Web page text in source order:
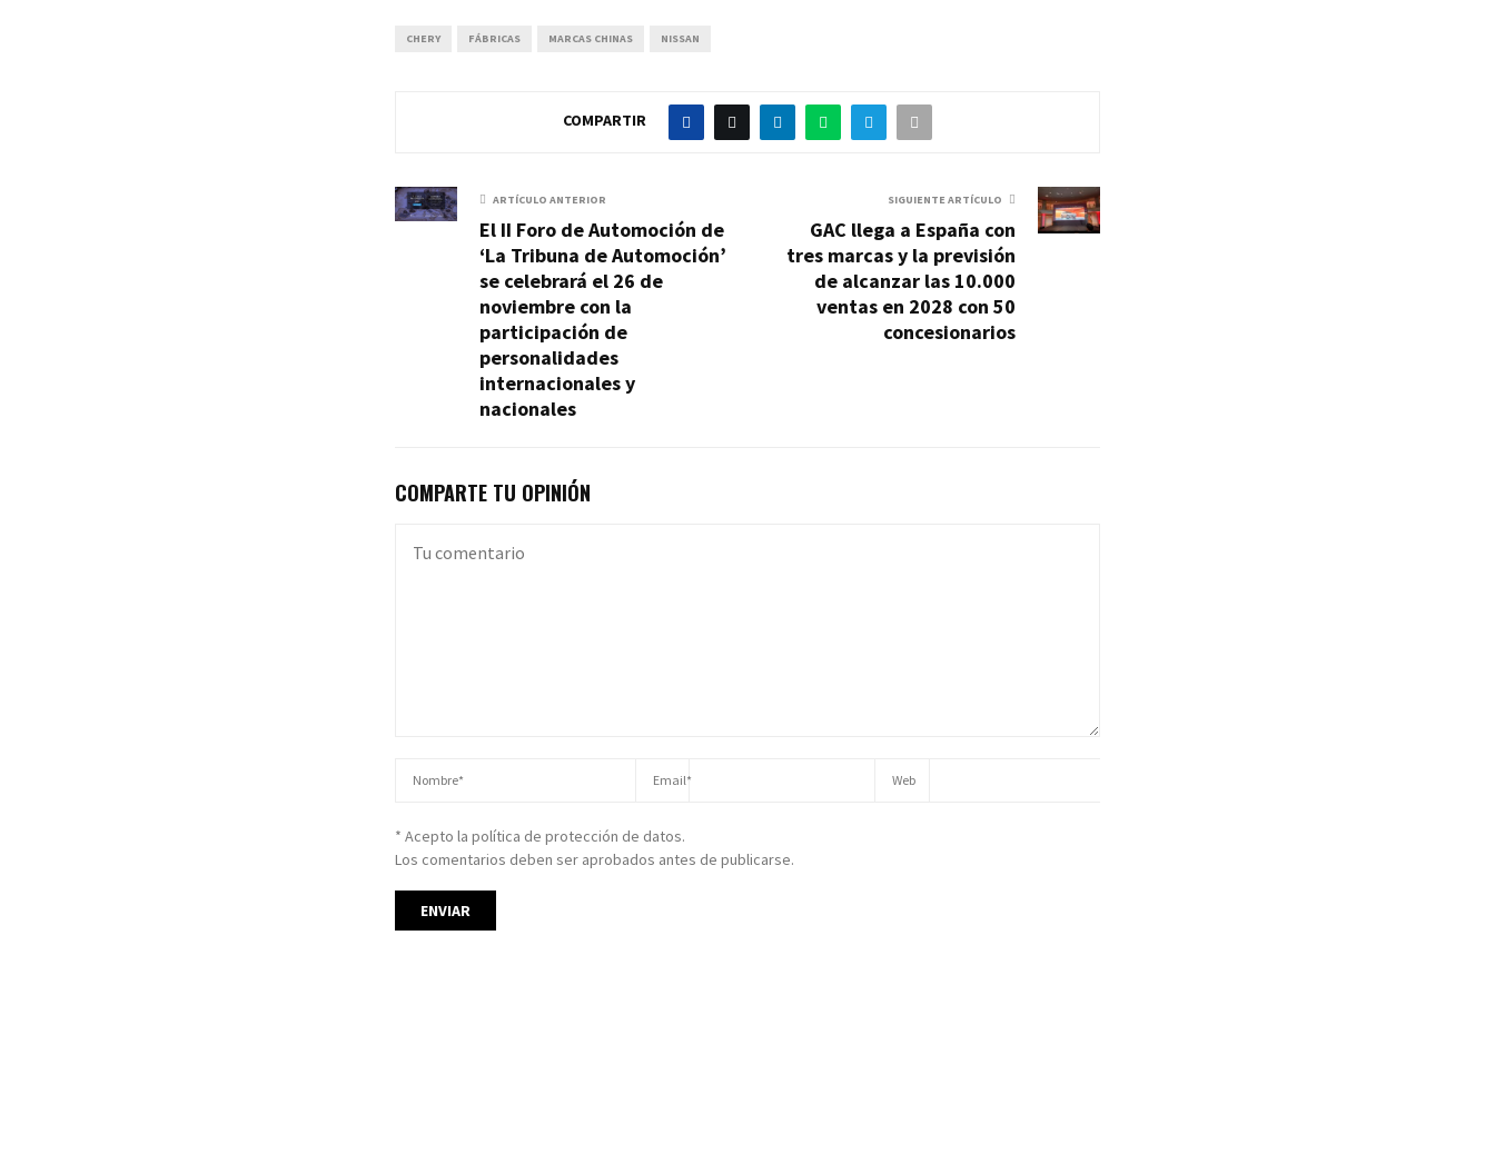
CHERY FÁBRICAS MARCAS CHINAS NISSAN
COMPARTIR
ARTÍCULO ANTERIOR
El II Foro de Automoción de
‘La Tribuna de Automoción’
se celebrará el 26 de
noviembre con la
participación de
personalidades
internacionales y
nacionales
SIGUIENTE ARTÍCULO
GAC llega a España con
tres marcas y la previsión
de alcanzar las 10.000
ventas en 2028 con 50
concesionarios
COMPARTE TU OPINIÓN
* Acepto la política de protección de datos.
Los comentarios deben ser aprobados antes de publicarse.